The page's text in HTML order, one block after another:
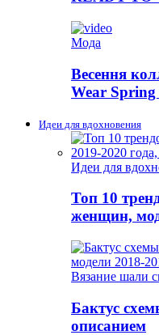
Мода
Весення
Wear Spring
Идеи для вдохновения
Идеи для
Топ 10
женщин,
Вязание шали
Бактус
описанием